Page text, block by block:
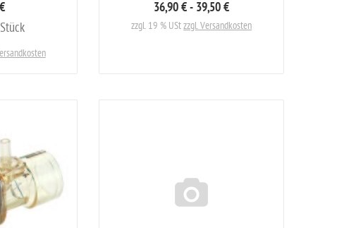
36,90 € - 39,50 €
zzgl. 19 % UStzzgl. Versandkosten